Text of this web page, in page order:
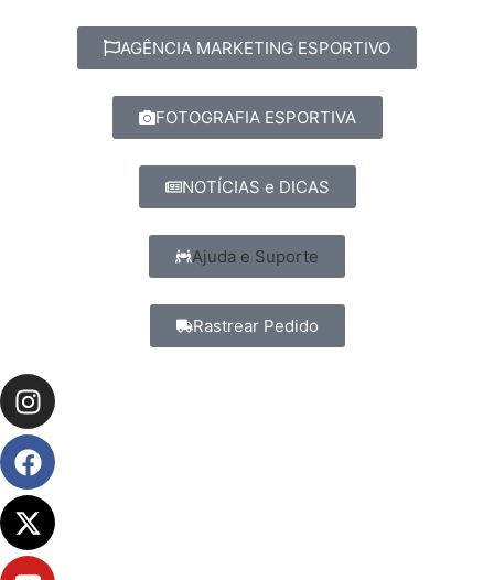
AGÊNCIA MARKETING ESPORTIVO
FOTOGRAFIA ESPORTIVA
NOTÍCIAS e DICAS
Ajuda e Suporte
Rastrear Pedido